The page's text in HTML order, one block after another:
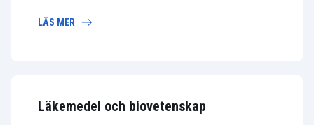
LÄS MER
Läkemedel och biovetenskap